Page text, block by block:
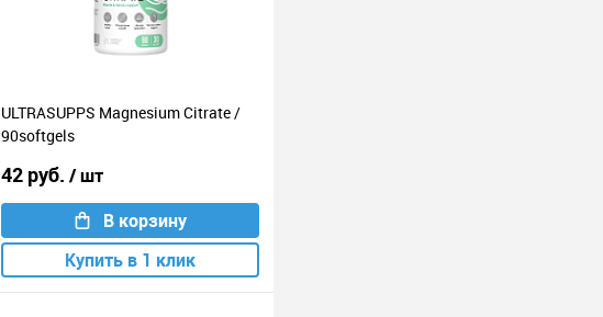
ULTRASUPPS Magnesium Citrate /
90softgels
42 руб. / шт
В корзину
Купить в 1 клик